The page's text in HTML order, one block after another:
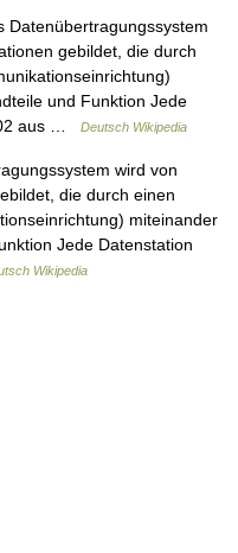
gebildet, die durch
und Funktion Jede
aus …
Deutsch Wikipedia
wird von
die durch einen
miteinander
Jede Datenstation
Wikipedia